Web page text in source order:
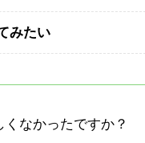
みたい
なかったですか？